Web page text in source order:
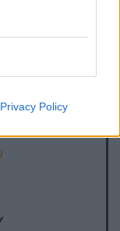
Privacy Policy